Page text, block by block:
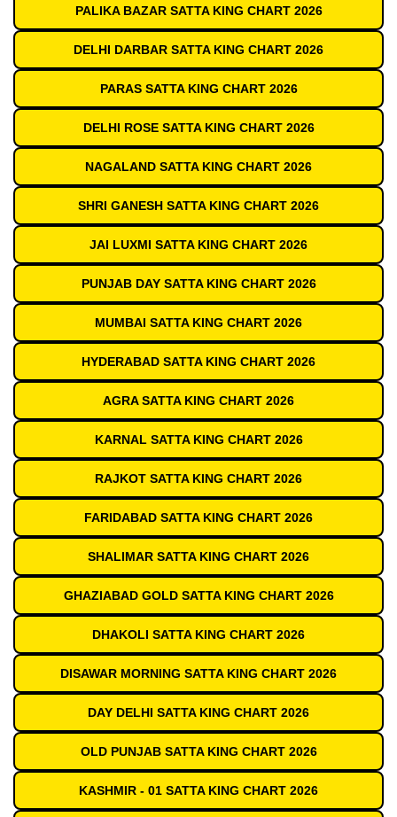
PALIKA BAZAR SATTA KING CHART 2026
DELHI DARBAR SATTA KING CHART 2026
PARAS SATTA KING CHART 2026
DELHI ROSE SATTA KING CHART 2026
NAGALAND SATTA KING CHART 2026
SHRI GANESH SATTA KING CHART 2026
JAI LUXMI SATTA KING CHART 2026
PUNJAB DAY SATTA KING CHART 2026
MUMBAI SATTA KING CHART 2026
HYDERABAD SATTA KING CHART 2026
AGRA SATTA KING CHART 2026
KARNAL SATTA KING CHART 2026
RAJKOT SATTA KING CHART 2026
FARIDABAD SATTA KING CHART 2026
SHALIMAR SATTA KING CHART 2026
GHAZIABAD GOLD SATTA KING CHART 2026
DHAKOLI SATTA KING CHART 2026
DISAWAR MORNING SATTA KING CHART 2026
DAY DELHI SATTA KING CHART 2026
OLD PUNJAB SATTA KING CHART 2026
KASHMIR - 01 SATTA KING CHART 2026